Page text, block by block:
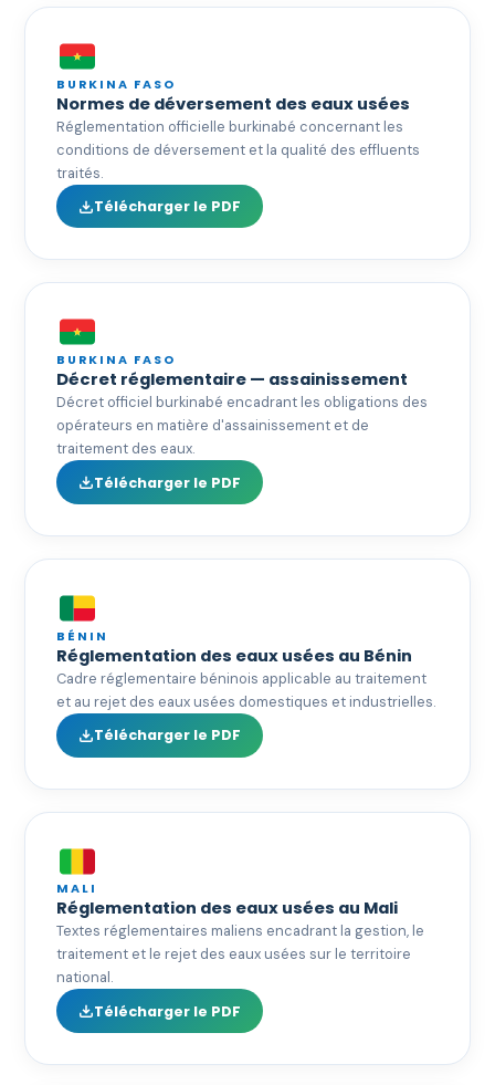
BURKINA FASO
Normes de déversement des eaux usées
Réglementation officielle burkinabé concernant les
conditions de déversement et la qualité des effluents
traités.
Télécharger le PDF
BURKINA FASO
Décret réglementaire — assainissement
Décret officiel burkinabé encadrant les obligations des
opérateurs en matière d'assainissement et de
traitement des eaux.
Télécharger le PDF
BÉNIN
Réglementation des eaux usées au Bénin
Cadre réglementaire béninois applicable au traitement
et au rejet des eaux usées domestiques et industrielles.
Télécharger le PDF
MALI
Réglementation des eaux usées au Mali
Textes réglementaires maliens encadrant la gestion, le
traitement et le rejet des eaux usées sur le territoire
national.
Télécharger le PDF